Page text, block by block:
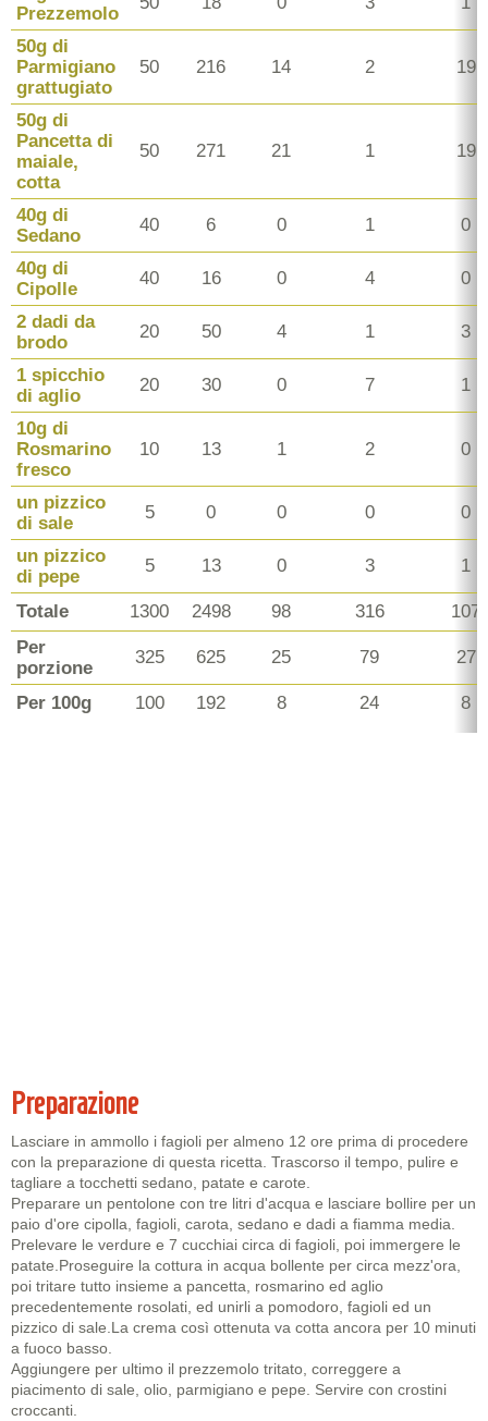
Prezzemolo
50g di
Parmigiano
grattugiato
50 216 14 2 19
50g di
Pancetta di
maiale,
cotta
50 271 21 1 19
40g di
Sedano
40 6 0 1 0
40g di
Cipolle
40 16 0 4 0
2 dadi da
brodo
20 50 4 1 3
1 spicchio
di aglio
20 30 0 7 1
10g di
Rosmarino
fresco
10 13 1 2 0
un pizzico
di sale
5 0 0 0 0
un pizzico
di pepe
5 13 0 3 1
Totale 1300 2498 98 316
107
Per
porzione
325 625 25 79 27
Per 100g 100 192 8 24 8
Preparazione
Lasciare in ammollo i fagioli per almeno 12 ore prima di procedere
con la preparazione di questa ricetta. Trascorso il tempo, pulire e
tagliare a tocchetti sedano, patate e carote.
Preparare un pentolone con tre litri d'acqua e lasciare bollire per un
paio d'ore cipolla, fagioli, carota, sedano e dadi a fiamma media.
Prelevare le verdure e 7 cucchiai circa di fagioli, poi immergere le
patate.Proseguire la cottura in acqua bollente per circa mezz'ora,
poi tritare tutto insieme a pancetta, rosmarino ed aglio
precedentemente rosolati, ed unirli a pomodoro, fagioli ed un
pizzico di sale.La crema così ottenuta va cotta ancora per 10 minuti
a fuoco basso.
Aggiungere per ultimo il prezzemolo tritato, correggere a
piacimento di sale, olio, parmigiano e pepe. Servire con crostini
croccanti.